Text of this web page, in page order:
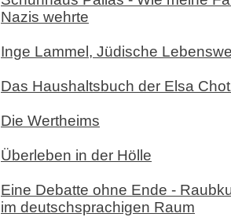
Nazis wehrte
Inge Lammel, Jüdische
Das Haushaltsbuch der Elsa
Die Wertheims
Überleben in der Hölle
Eine Debatte ohne Ende -
im deutschsprachigen Raum